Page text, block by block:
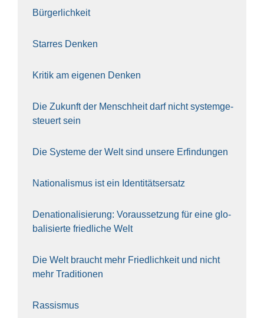
Bür­ger­lich­keit
Star­res Den­ken
Kri­tik am eige­nen Den­ken
Die Zukunft der Mensch­heit darf nicht sys­tem­ge­
steu­ert sein
Die Sys­te­me der Welt sind unse­re Erfin­dun­gen
Natio­na­lis­mus ist ein Iden­ti­täts­er­satz
Dena­tio­na­li­sie­rung: Vor­aus­set­zung für eine glo­
ba­li­sier­te fried­li­che Welt
Die Welt braucht mehr Fried­lich­keit und nicht
mehr Tra­di­tio­nen
Ras­sis­mus